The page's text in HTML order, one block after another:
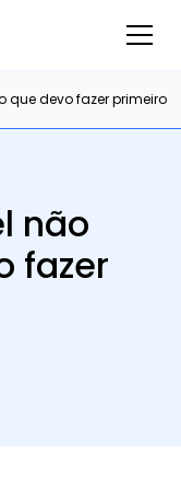
que devo fazer primeiro
não
fazer